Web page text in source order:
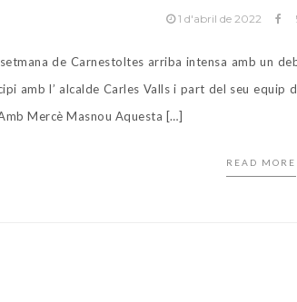
1 d'abril de 2022
de Carnestoltes arriba intensa amb un
amb l’ alcalde Carles Valls i part del seu equip
Mercè Masnou Aquesta […]
READ MORE